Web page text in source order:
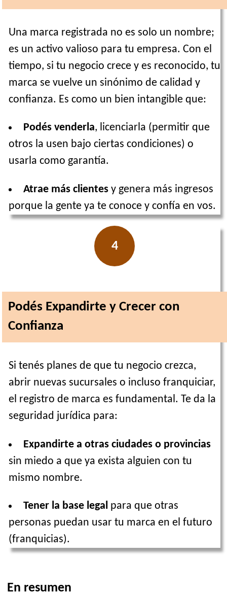
Una marca registrada no es solo un nombre;
es un activo valioso para tu empresa. Con el
tiempo, si tu negocio crece y es reconocido, tu
marca se vuelve un sinónimo de calidad y
confianza. Es como un bien intangible que:
Podés venderla, licenciarla (permitir que
otros la usen bajo ciertas condiciones) o
usarla como garantía.
Atrae más clientes y genera más ingresos
porque la gente ya te conoce y confía en vos.
4
Podés Expandirte y Crecer con
Confianza
Si tenés planes de que tu negocio crezca,
abrir nuevas sucursales o incluso franquiciar,
el registro de marca es fundamental. Te da la
seguridad jurídica para:
Expandirte a otras ciudades o provincias
sin miedo a que ya exista alguien con tu
mismo nombre.
Tener la base legal para que otras
personas puedan usar tu marca en el futuro
(franquicias).
En resumen